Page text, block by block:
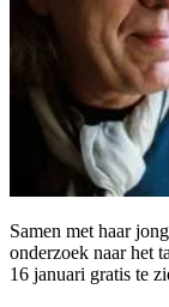
Samen met haar
onderzoek naar het
16 januari gratis te